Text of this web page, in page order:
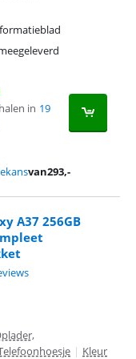
in 19
van293,-
A37 256GB
reviews.
| Kleur